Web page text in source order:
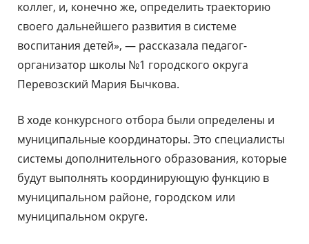
коллег, и, конечно же, определить траекторию
своего дальнейшего развития в системе
воспитания детей», — рассказала педагог-
организатор школы №1 городского округа
Перевозский Мария Бычкова.
В ходе конкурсного отбора были определены и
муниципальные координаторы. Это специалисты
системы дополнительного образования, которые
будут выполнять координирующую функцию в
муниципальном районе, городском или
муниципальном округе.